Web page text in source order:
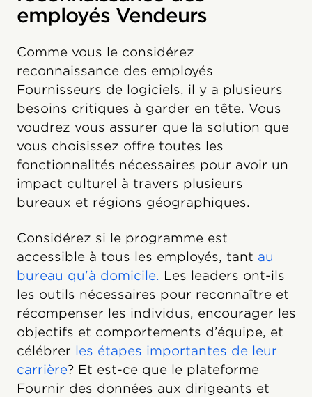
employés Vendeurs
Comme vous le considérez
reconnaissance des employés
Fournisseurs de logiciels, il y a plusieurs
besoins critiques à garder en tête. Vous
voudrez vous assurer que la solution que
vous choisissez offre toutes les
fonctionnalités nécessaires pour avoir un
impact culturel à travers plusieurs
bureaux et régions géographiques.
Considérez si le programme est
accessible à tous les employés, tant au
bureau qu’à domicile. Les leaders ont-ils
les outils nécessaires pour reconnaître et
récompenser les individus, encourager les
objectifs et comportements d’équipe, et
célébrer les étapes importantes de leur
carrière? Et est-ce que le plateforme
Fournir des données aux dirigeants et